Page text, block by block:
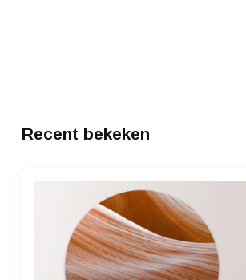
Recent bekeken